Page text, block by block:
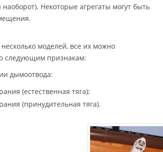
Некоторые агрегаты могут быть
моделей, все их можно
следующим признакам:
дымоотвода:
(естественная тяга);
(принудительная тяга).